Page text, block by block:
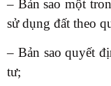
– Bản sao một
sử dụng đất theo
– Bản sao quyết
tư;